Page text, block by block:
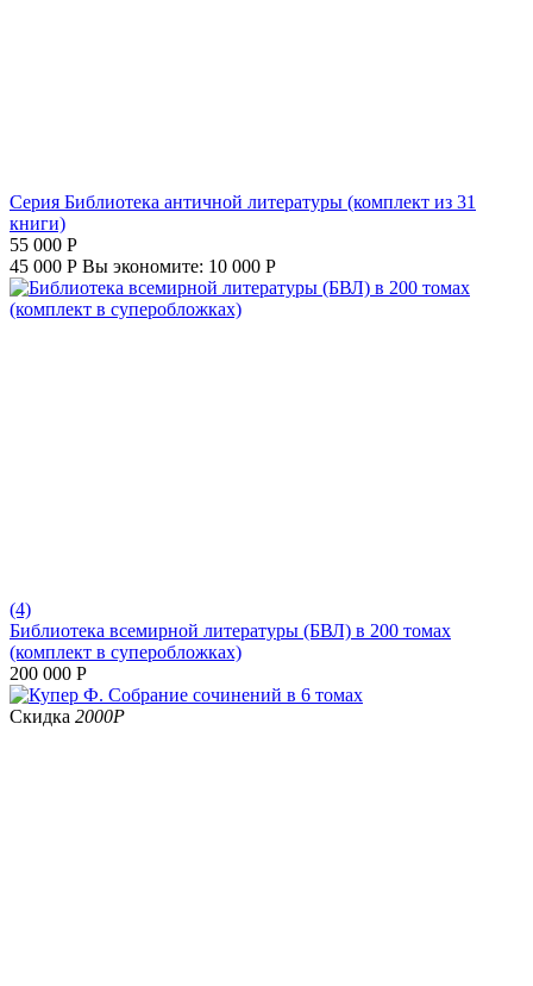
Серия Библиотека античной литературы (комплект из 31
книги)
55 000 Р
45 000 Р Вы экономите: 10 000 Р
(4)
Библиотека всемирной литературы (БВЛ) в 200 томах
(комплект в суперобложках)
200 000 Р
Скидка 2000Р